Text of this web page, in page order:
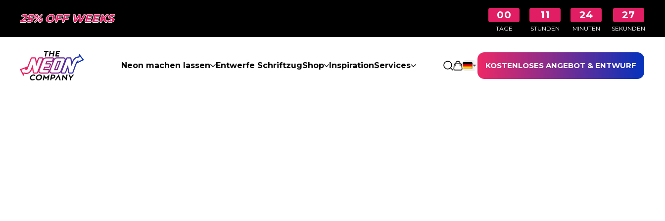
25% OFF WEEKS 00
TAGE
11
STUNDEN
24
MINUTEN
26
SEKUNDEN
Neon machen lassen Entwerfe SchriftzugShop InspirationServices Einkaufswagen öffnen
KOSTENLOSES ANGEBOT & ENTWURF